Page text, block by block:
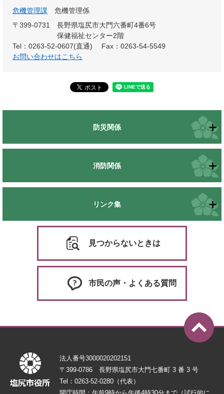
危機管理課
危機管理係
〒399-0731
長野県塩尻市大門六番町4番6号
保健福祉センター2階
Tel：0263-52-0607(直通)
Fax：0263-54-5549
お問い合わせはこちら
防災関係
消防関係
リンク集
見つからないときは
市民の声・よくある質問
法人番号3000020202151
〒399-0786 長野県塩尻市大門七番町 3 番 3 号
Tel：0263-52-0280（代表）